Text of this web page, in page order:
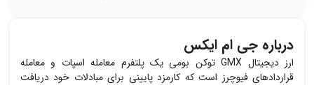
درباره جی ام ایکس
ارز دیجیتال GMX توکن بومی یک پلتفرم معامله اسپات و معامله
قراردادهای فیوچرز است که کارمزد پایینی برای مبادلات خود دریافت